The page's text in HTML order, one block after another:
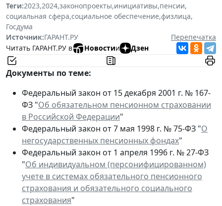
Теги:2023,2024,законопроекты,инициативы,пенсии,
социальная сфера,социальное обеспечение,физлица,
Госдума
Источник:ГАРАНТ.РУ
Перепечатка
Читать ГАРАНТ.РУ в
Новостии Дзен
Документы по теме:
Федеральный закон от 15 декабря 2001 г. № 167-
ФЗ "Об обязательном пенсионном страховании
в Российской Федерации"
Федеральный закон от 7 мая 1998 г. № 75-ФЗ "О
негосударственных пенсионных фондах"
Федеральный закон от 1 апреля 1996 г. № 27-ФЗ
"Об индивидуальном (персонифицированном)
учете в системах обязательного пенсионного
страхования и обязательного социального
страхования"